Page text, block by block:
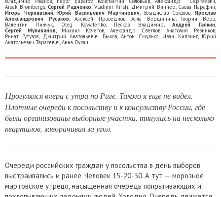
Aisek Brombergs,Сергей Радченко, Vladimir Kirsh, Дмитрий Виннер, Савва Парафин,
Игорь Чернявский,Юрий Васильевич Мартинович, Владислав Соколов,Ярослав
Александрович Русаков,Алексей Праведнов, Алла Вершинина, Глория Веро,
Валентин Пинчук, Oleg Kowalenko, Песков Владимир,Андрей Галкин,
Сергей Муливанов, Михаил Кочетов,Александр Светлов,Анатолий Резников,
Ринат Гутузов, Дмитрий Анатольевич Быков,Антон Смулько, Иван Киплинг, Юрий
Анатольевич Тарасевич,Анна Лукаш
Прогулялся вчера с утра по Риге. Такого я еще не видел.
Плотные очереди к посольству и к консульству России, где
были организованы выборные участки, тянулись на несколько
кварталов, заворачивая за угол.
Очереди российских граждан у посольства в день выборов
выстраивались и ранее. Человек 15-20-30. А тут — морозное
мартовское утрецо, насыщенная очередь попрыгивающих и